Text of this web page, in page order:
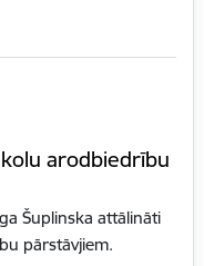
arodbiedrību
Šuplinska attālināti
pārstāvjiem.